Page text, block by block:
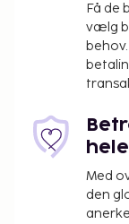
Få de
vælg
Med
den